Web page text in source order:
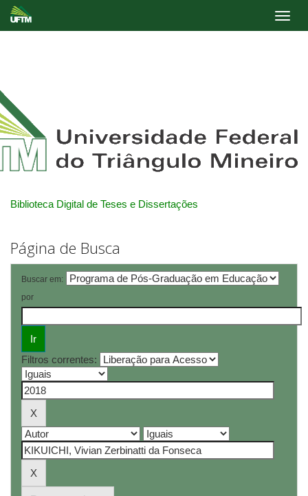
Biblioteca Digital de Teses e Dissertações
Página de Busca
Buscar em:
por
Filtros correntes: